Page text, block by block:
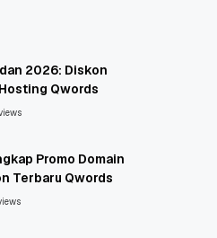
2026: Diskon
Qwords
Promo Domain
Terbaru Qwords